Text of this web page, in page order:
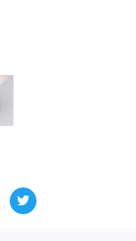
HÌNH VUÔNG
TƯỜNG NGOÀI TRỜI